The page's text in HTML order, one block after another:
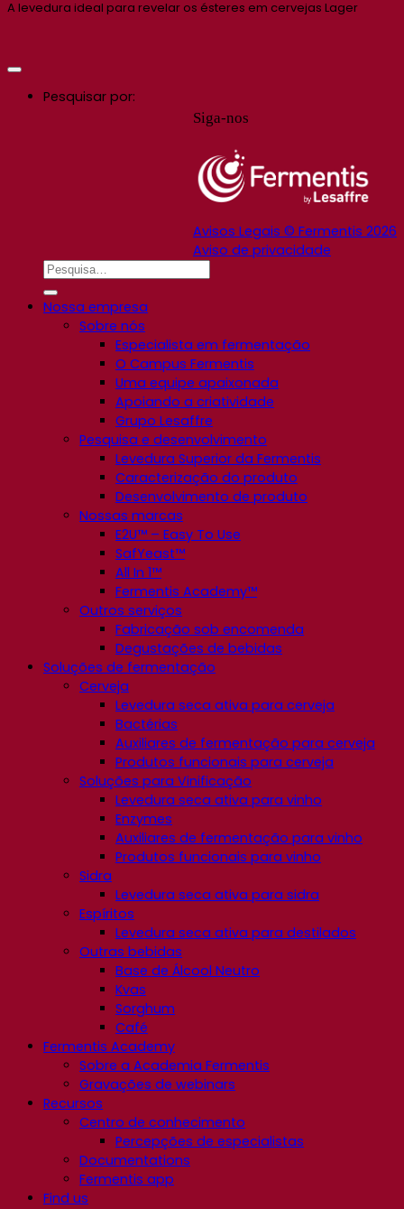
A levedura ideal para revelar os ésteres em cervejas Lager
Siga-nos
Avisos Legais © Fermentis 2026
Aviso de privacidade
Pesquisar por:
Nossa empresa
Sobre nós
Especialista em fermentação
O Campus Fermentis
Uma equipe apaixonada
Apoiando a criatividade
Grupo Lesaffre
Pesquisa e desenvolvimento
Levedura Superior da Fermentis
Caracterização do produto
Desenvolvimento de produto
Nossas marcas
E2U™ – Easy To Use
SafYeast™
All In 1™
Fermentis Academy™
Outros serviços
Fabricação sob encomenda
Degustações de bebidas
Soluções de fermentação
Cerveja
Levedura seca ativa para cerveja
Bactérias
Auxiliares de fermentação para cerveja
Produtos funcionais para cerveja
Soluções para Vinificação
Levedura seca ativa para vinho
Enzymes
Auxiliares de fermentação para vinho
Produtos funcionais para vinho
Sidra
Levedura seca ativa para sidra
Espíritos
Levedura seca ativa para destilados
Outras bebidas
Base de Álcool Neutro
Kvas
Sorghum
Café
Fermentis Academy
Sobre a Academia Fermentis
Gravações de webinars
Recursos
Centro de conhecimento
Percepções de especialistas
Documentations
Fermentis app
Find us